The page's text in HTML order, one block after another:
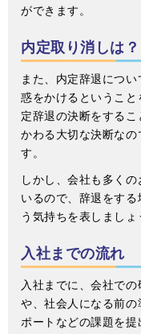
ができます。
内定取り消しは？
また、内定辞退につ
惑をかけるというこ
定辞退の決断をする
かわる大切な決断な
す。
しかし、会社も多く
いるので、辞退をす
う気持ちを表しましょ
入社までの流れ
入社までに、会社で
や、社会人になる前
ポートなどの課題を